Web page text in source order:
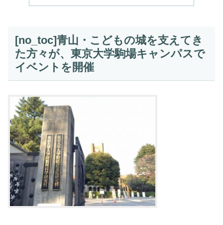
[no_toc]青山・こどもの城を支えてき
た方々が、東京大学駒場キャンパスで
イベントを開催